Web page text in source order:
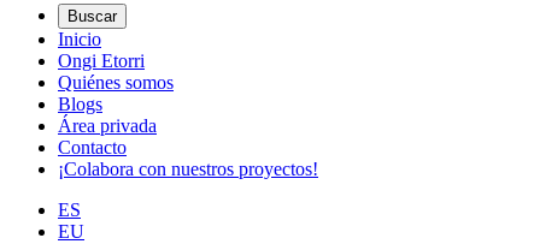
Buscar
Inicio
Ongi Etorri
Quiénes somos
Blogs
Área privada
Contacto
¡Colabora con nuestros proyectos!
ES
EU